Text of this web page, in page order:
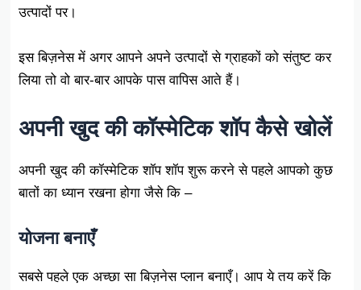
उत्पादों पर।
इस बिज़नेस में अगर आपने अपने उत्पादों से ग्राहकों को संतुष्ट कर
लिया तो वो बार-बार आपके पास वापिस आते हैं।
अपनी खुद की कॉस्मेटिक शॉप कैसे खोलें
अपनी खुद की कॉस्मेटिक शॉप शॉप शुरू करने से पहले आपको कुछ
बातों का ध्यान रखना होगा जैसे कि –
योजना बनाएँ
सबसे पहले एक अच्छा सा बिज़नेस प्लान बनाएँ। आप ये तय करें कि